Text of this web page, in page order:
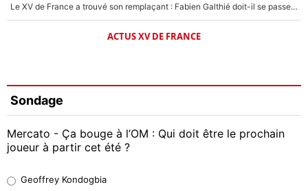
Le XV de France a trouvé son remplaçant : Fabien Galthié doit-il se passer d'Antoine Dupont ?
ACTUS XV DE FRANCE
Sondage
Mercato - Ça bouge à l’OM : Qui doit être le prochain
joueur à partir cet été ?
Geoffrey Kondogbia